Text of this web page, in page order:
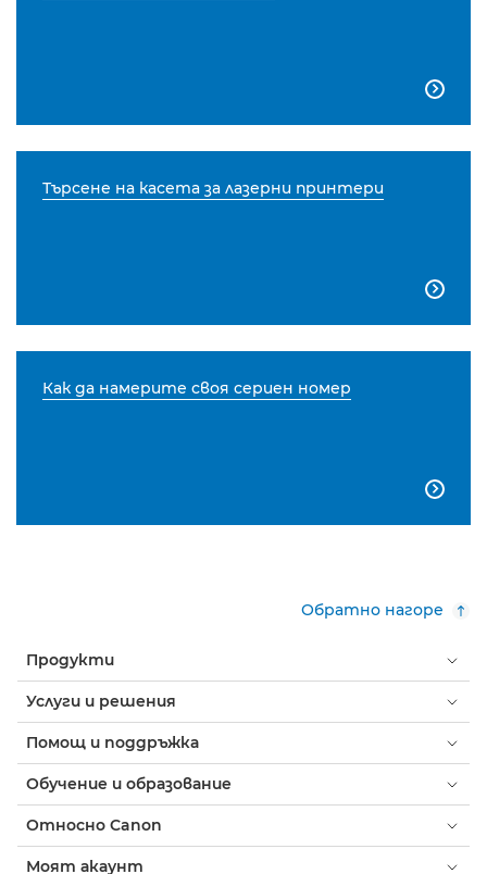

Търсене на касета за лазерни принтери

Как да намерите своя сериен номер

Обратно нагоре
Продукти
Услуги и решения
Помощ и поддръжка
Обучение и образование
Относно Canon
Моят акаунт